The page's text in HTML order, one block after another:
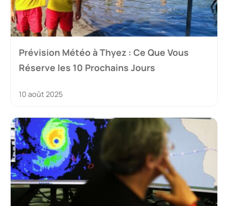
Prévision Météo à Thyez : Ce Que Vous
Réserve les 10 Prochains Jours
10 août 2025